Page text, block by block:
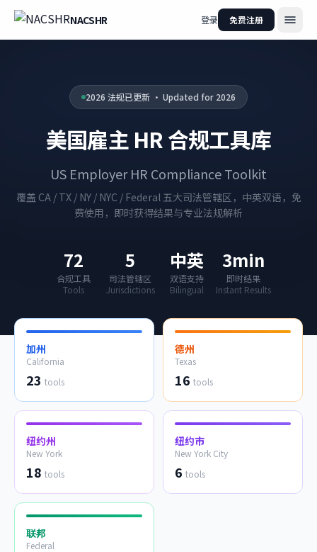
NACSHR 登录 免费注册
2026 法规已更新 · Updated for 2026
美国雇主 HR 合规工具库
US Employer HR Compliance Toolkit
覆盖 CA / TX / NY / NYC / Federal 五大司法管辖区，中英双语，免
费使用，即时获得结果与专业法规解析
72
合规工具
Tools
5
司法管辖区
Jurisdictions
中英
双语支持
Bilingual
3min
即时结果
Instant Results
加州
California
23 tools
德州
Texas
16 tools
纽约州
New York
18 tools
纽约市
New York City
6 tools
联邦
Federal